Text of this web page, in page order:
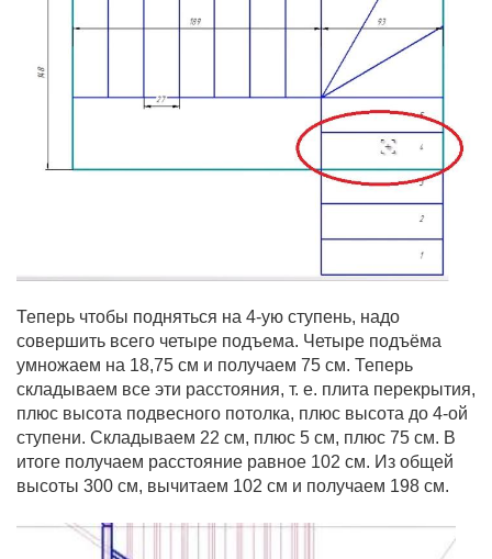
Теперь чтобы подняться на 4-ую ступень, надо
совершить всего четыре подъема. Четыре подъёма
умножаем на 18,75 см и получаем 75 см. Теперь
складываем все эти расстояния, т. е. плита перекрытия,
плюс высота подвесного потолка, плюс высота до 4-ой
ступени. Складываем 22 см, плюс 5 см, плюс 75 см. В
итоге получаем расстояние равное 102 см. Из общей
высоты 300 см, вычитаем 102 см и получаем 198 см.